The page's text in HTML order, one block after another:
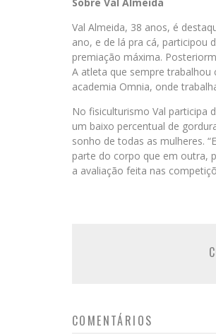
Val Almeida, 38 anos, é
ano, e de lá pra cá, participou
premiação máxima.
A atleta que sempre trabalhou
academia Omnia, onde
No fisiculturismo Val participa
um baixo percentual de
sonho de todas as mulheres.
parte do corpo que em outra,
a avaliação feita nas
COMENTÁRIOS